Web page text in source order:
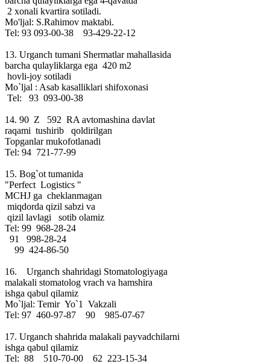
2 xonali kvartira sotiladi.
Mo'ljal: S.Rahimov maktabi.
Tel: 93 093-00-38 93-429-22-12
13. Urganch tumani Shermatlar mahallasida
barcha qulayliklarga ega 420 m2
hovli-joy sotiladi
Mo`ljal : Asab kasalliklari shifoxonasi
Tel: 93 093-00-38
14. 90 Z 592 RA avtomashina davlat
raqami tushirib qoldirilgan
Topganlar mukofotlanadi
Tel: 94 721-77-99
15. Bog`ot tumanida
"Perfect Logistics "
MCHJ ga cheklanmagan
miqdorda qizil sabzi va
qizil lavlagi sotib olamiz
Tel: 99 968-28-24
91 998-28-24
99 424-86-50
16. Urganch shahridagi Stomatologiyaga
malakali stomatolog vrach va hamshira
ishga qabul qilamiz
Mo`ljal: Temir Yo`1 Vakzali
Tel: 97 460-97-87 90 985-07-67
17. Urganch shahrida malakali payvadchilarni
ishga qabul qilamiz
Tel: 88 510-70-00 62 223-15-34